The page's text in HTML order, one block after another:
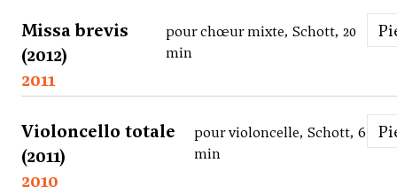
Missa brevis
(2012)
pour chœur mixte, Schott, 20
min
2011
Violoncello totale
(2011)
pour violoncelle, Schott, 6
min
2010